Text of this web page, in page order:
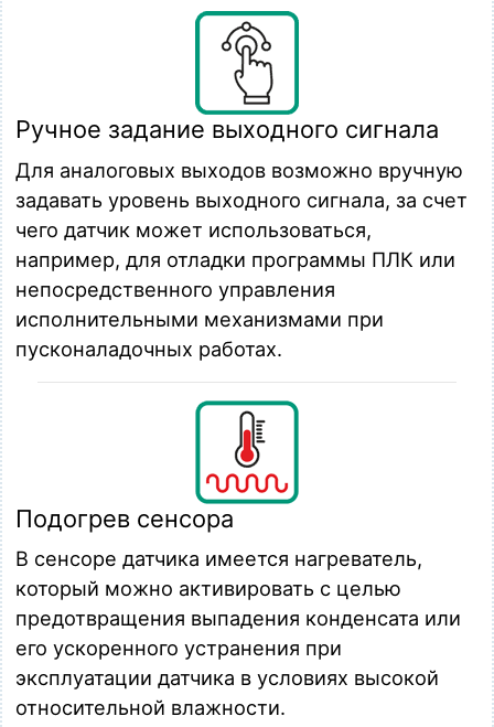
Ручное задание выходного сигнала
Для аналоговых выходов возможно вручную
задавать уровень выходного сигнала, за счет
чего датчик может использоваться,
например, для отладки программы ПЛК или
непосредственного управления
исполнительными механизмами при
пусконаладочных работах.
Подогрев сенсора
В сенсоре датчика имеется нагреватель,
который можно активировать с целью
предотвращения выпадения конденсата или
его ускоренного устранения при
эксплуатации датчика в условиях высокой
относительной влажности.